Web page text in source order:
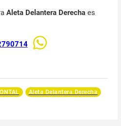
Aleta Delantera Derechaes
Aleta Delantera Derecha